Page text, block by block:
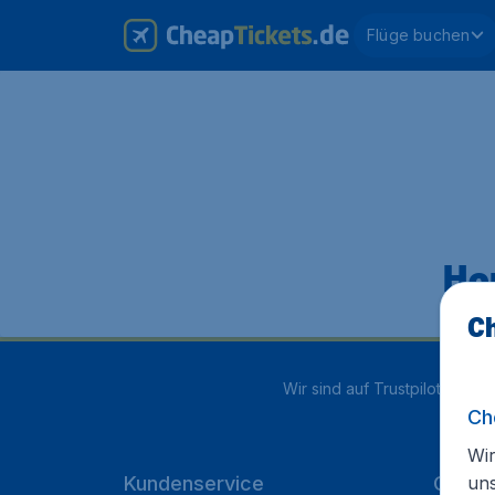
Flüge buchen
Wir sind auf Trustpilot mit
Kundenservice